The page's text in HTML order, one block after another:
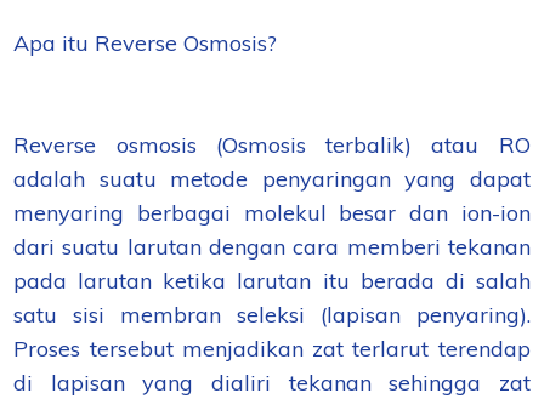
Apa itu Reverse Osmosis?
Reverse osmosis (Osmosis terbalik) atau RO
adalah suatu metode penyaringan yang dapat
menyaring berbagai molekul besar dan ion-ion
dari suatu larutan dengan cara memberi tekanan
pada larutan ketika larutan itu berada di salah
satu sisi membran seleksi (lapisan penyaring).
Proses tersebut menjadikan zat terlarut terendap
di lapisan yang dialiri tekanan sehingga zat